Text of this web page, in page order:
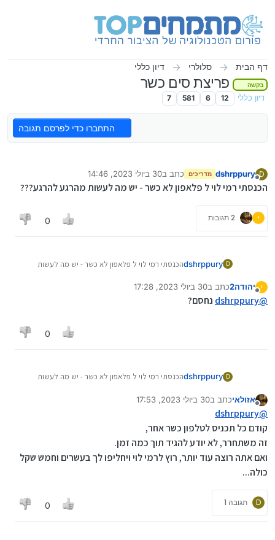
דף הבית סלולרי דיון כללי
בקשה פריצת סים כשר
דיון כללי 12
6
581
7
התחברו כדי לפרסם תגובה
D
dshrppury מדריכים כתב ב30 ביולי 2023, 14:46
נערך לאחרונה על ידי
הכנסתי רמי לוי ל פלאפון לא כשר - יש מה לעשות מהרגע להרגע???
י 2 תגובות 0
D
dshrppuryהכנסתי רמי לוי ל פלאפון לא כשר - יש מה לעשות
י
מנותק
יהודה2 כתב ב30 ביולי 2023, 17:28
נערך לאחרונה על ידי
@
dshrppury נחסם?
0
D
dshrppuryהכנסתי רמי לוי ל פלאפון לא כשר - יש מה לעשות
מנותק
אזולאיכתב ב30 ביולי 2023, 17:53
נערך לאחרונה על ידי
@
dshrppury
קודם כל תכניס לטלפון כשר אחר,
זה משתחרר, לא יודע להגיד תוך כמה זמן.
ואם אתה רוצה עוד יותר, רוץ לרמי לוי ויחליפו לך בעשרים וחמש שקל
כולה...
D תגובה 1 0